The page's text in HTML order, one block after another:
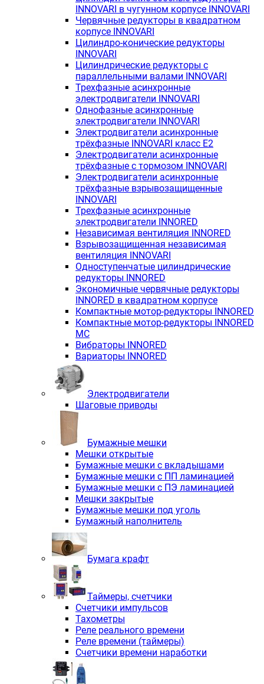
INNOVARI в чугунном корпусе INNOVARI
Червячные редукторы в квадратном
корпусе INNOVARI
Цилиндро-конические редукторы
INNOVARI
Цилиндрические редукторы с
параллельными валами INNOVARI
Трехфазные асинхронные
электродвигатели INNOVARI
Однофазные асинхронные
электродвигатели INNOVARI
Электродвигатели асинхронные
трёхфазные INNOVARI класс E2
Электродвигатели асинхронные
трёхфазные с тормозом INNOVARI
Электродвигатели асинхронные
трёхфазные взрывозащищенные
INNOVARI
Трехфазные асинхронные
электродвигатели INNORED
Независимая вентиляция INNORED
Взрывозащищенная независимая
вентиляция INNOVARI
Одноступенчатые цилиндрические
редукторы INNORED
Экономичные червячные редукторы
INNORED в квадратном корпусе
Компактные мотор-редукторы INNORED
Компактные мотор-редукторы INNORED
MC
Вибраторы INNORED
Вариаторы INNORED
Электродвигатели
Шаговые приводы
Бумажные мешки
Мешки открытые
Бумажные мешки с вкладышами
Бумажные мешки с ПП ламинацией
Бумажные мешки с ПЭ ламинацией
Мешки закрытые
Бумажные мешки под уголь
Бумажный наполнитель
Бумага крафт
Таймеры, счетчики
Счетчики импульсов
Тахометры
Реле реального времени
Реле времени (таймеры)
Счетчики времени наработки